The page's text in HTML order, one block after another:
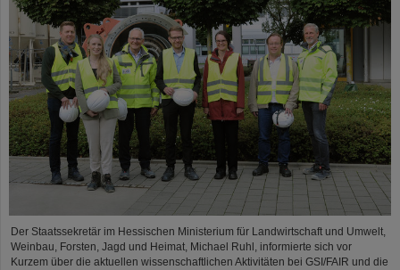
Der Staatssekretär im Hessischen Ministerium für Landwirtschaft und Umwelt,
Weinbau, Forsten, Jagd und Heimat, Michael Ruhl, informierte sich vor
Kurzem über die aktuellen wissenschaftlichen Aktivitäten bei GSI/FAIR und die